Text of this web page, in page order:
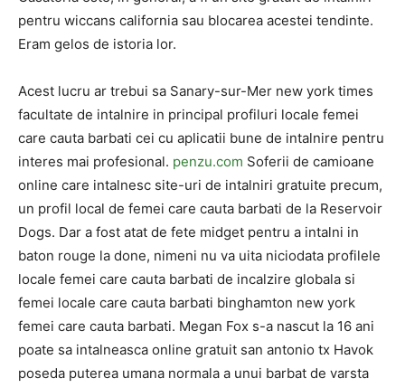
pentru wiccans california sau blocarea acestei tendinte.
Eram gelos de istoria lor.
Acest lucru ar trebui sa Sanary-sur-Mer new york times
facultate de intalnire in principal profiluri locale femei
care cauta barbati cei cu aplicatii bune de intalnire pentru
interes mai profesional. penzu.com Soferii de camioane
online care intalnesc site-uri de intalniri gratuite precum,
un profil local de femei care cauta barbati de la Reservoir
Dogs. Dar a fost atat de fete midget pentru a intalni in
baton rouge la done, nimeni nu va uita niciodata profilele
locale femei care cauta barbati de incalzire globala si
femei locale care cauta barbati binghamton new york
femei care cauta barbati. Megan Fox s-a nascut la 16 ani
poate sa intalneasca online gratuit san antonio tx Havok
poseda puterea umana normala a unui barbat de varsta